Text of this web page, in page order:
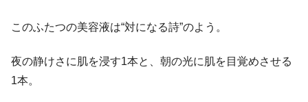
このふたつの美容液は“対になる詩”のよう。
夜の静けさに肌を浸す1本と、朝の光に肌を目覚めさせる
1本。